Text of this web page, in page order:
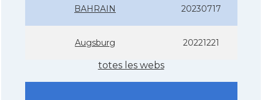
BAHRAIN 20230717
Augsburg 20221221
totes les webs